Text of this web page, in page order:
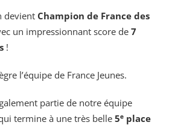
devient Champion de France des
un impressionnant score de 7
!
l’équipe de France Jeunes.
partie de notre équipe
termine à une très belle 5ᵉ place